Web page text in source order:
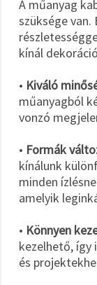
A műanyag
szüksége
kínál
• Kiváló
műanyagból
vonzó
• Formák
kínálunk
minden
amelyik
• Könnyen
kezelhető, így
és